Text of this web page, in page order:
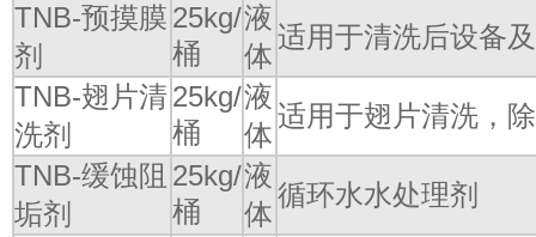
TNB-预摸膜
剂
25kg/
桶
液
体
适用于清洗后设备
TNB-翅片清
洗剂
25kg/
桶
液
体
适用于翅片清洗，
TNB-缓蚀阻
垢剂
25kg/
桶
液
体
循环水水处理剂